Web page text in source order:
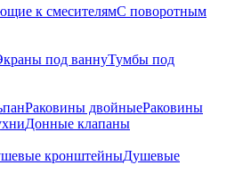
к смесителямС поворотным
под ваннуТумбы под
Раковины двойныеРаковины
Донные клапаны
кронштейныДушевые